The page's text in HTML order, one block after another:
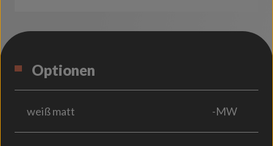
Optionen
weiß matt -MW